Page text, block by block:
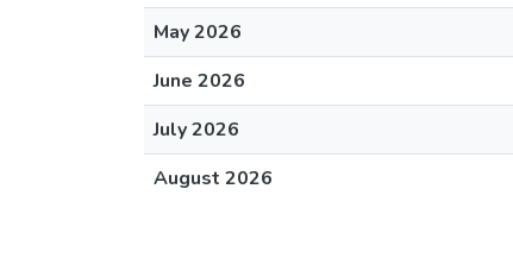
May 2026
June 2026
July 2026
August 2026